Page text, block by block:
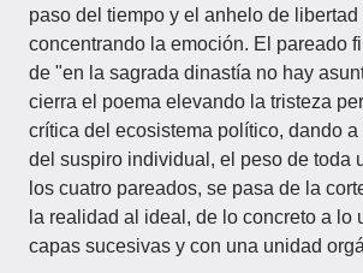
paso del tiempo y el anhelo de libertad
concentrando la emoción. El pareado
de "en la sagrada dinastía no hay
cierra el poema elevando la tristeza
crítica del ecosistema político, dando
del suspiro individual, el peso de toda
los cuatro pareados, se pasa de la
la realidad al ideal, de lo concreto a lo
capas sucesivas y con una unidad